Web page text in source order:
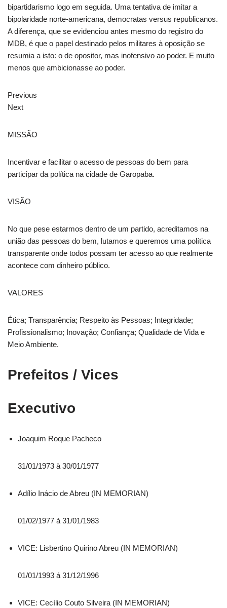
bipartidarismo logo em seguida. Uma tentativa de imitar a
bipolaridade norte-americana, democratas versus republicanos.
A diferença, que se evidenciou antes mesmo do registro do
MDB, é que o papel destinado pelos militares à oposição se
resumia a isto: o de opositor, mas inofensivo ao poder. E muito
menos que ambicionasse ao poder.
Previous
Next
MISSÃO
Incentivar e facilitar o acesso de pessoas do bem para
participar da política na cidade de Garopaba.
VISÃO
No que pese estarmos dentro de um partido, acreditamos na
união das pessoas do bem, lutamos e queremos uma política
transparente onde todos possam ter acesso ao que realmente
acontece com dinheiro público.
VALORES
Ética; Transparência; Respeito às Pessoas; Integridade;
Profissionalismo; Inovação; Confiança; Qualidade de Vida e
Meio Ambiente.
Prefeitos / Vices
Executivo
Joaquim Roque Pacheco
31/01/1973 à 30/01/1977
Adílio Inácio de Abreu (IN MEMORIAN)
01/02/1977 à 31/01/1983
VICE: Lisbertino Quirino Abreu (IN MEMORIAN)
01/01/1993 á 31/12/1996
VICE: Cecílio Couto Silveira (IN MEMORIAN)